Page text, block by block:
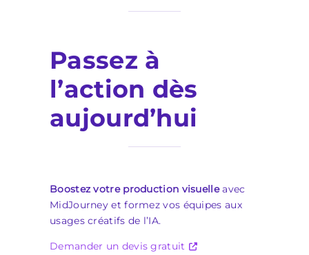
Passez à
l’action dès
aujourd’hui
Boostez votre production visuelleavec
MidJourney et formez vos équipes aux
usages créatifs de l’IA.
Demander un devis gratuit